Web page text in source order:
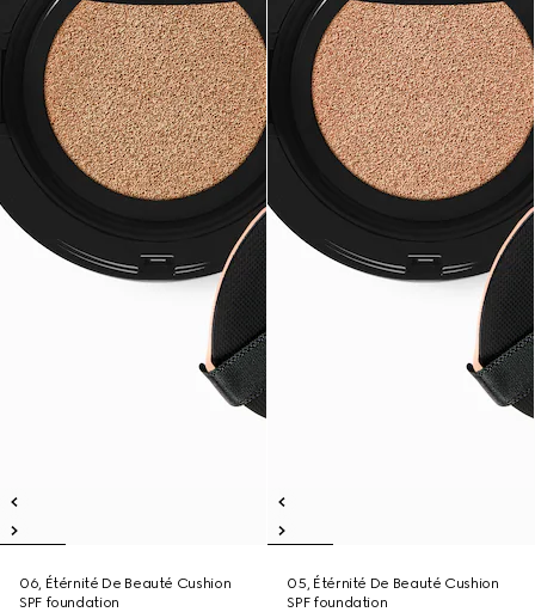
06, Étérnité De Beauté Cushion
SPF foundation
05, Étérnité De Beauté Cushion
SPF foundation